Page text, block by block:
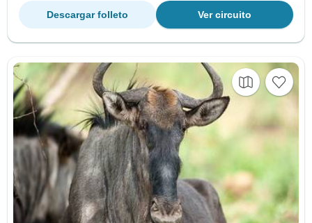
Ver circuito
Descargar folleto